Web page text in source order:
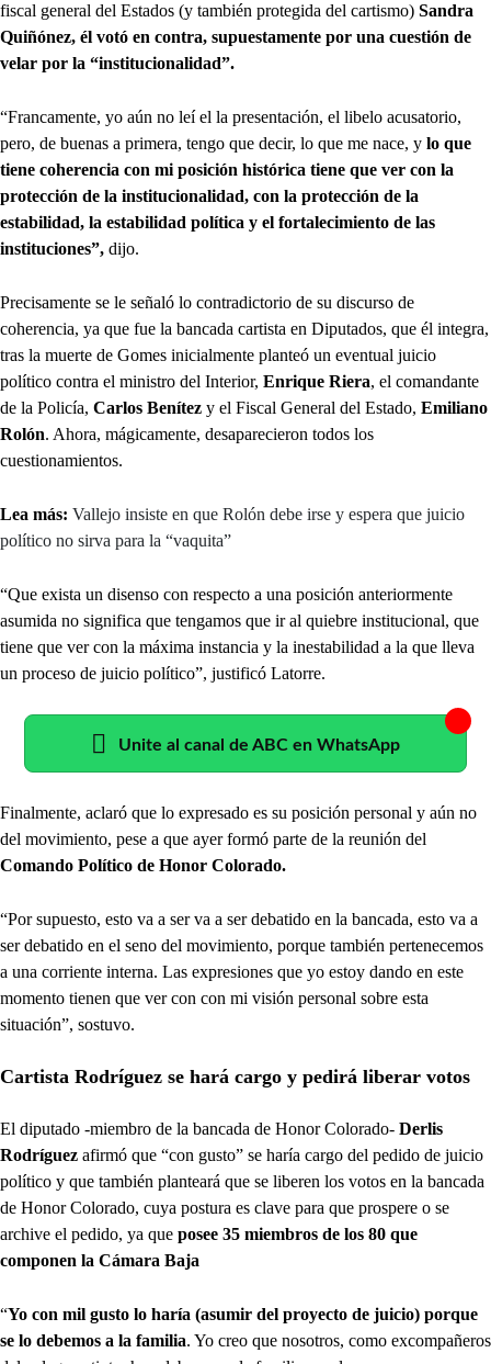
fiscal general del Estados (y también protegida del cartismo) Sandra
Quiñónez, él votó en contra, supuestamente por una cuestión de
velar por la “institucionalidad”.
“Francamente, yo aún no leí el la presentación, el libelo acusatorio,
pero, de buenas a primera, tengo que decir, lo que me nace, y lo que
tiene coherencia con mi posición histórica tiene que ver con la
protección de la institucionalidad, con la protección de la
estabilidad, la estabilidad política y el fortalecimiento de las
instituciones”, dijo.
Precisamente se le señaló lo contradictorio de su discurso de
coherencia, ya que fue la bancada cartista en Diputados, que él integra,
tras la muerte de Gomes inicialmente planteó un eventual juicio
político contra el ministro del Interior, Enrique Riera, el comandante
de la Policía, Carlos Benítez y el Fiscal General del Estado, Emiliano
Rolón. Ahora, mágicamente, desaparecieron todos los
cuestionamientos.
Lea más: Vallejo insiste en que Rolón debe irse y espera que juicio
político no sirva para la “vaquita”
“Que exista un disenso con respecto a una posición anteriormente
asumida no significa que tengamos que ir al quiebre institucional, que
tiene que ver con la máxima instancia y la inestabilidad a la que lleva
un proceso de juicio político”, justificó Latorre.
Unite al canal de ABC en WhatsApp
Finalmente, aclaró que lo expresado es su posición personal y aún no
del movimiento, pese a que ayer formó parte de la reunión del
Comando Político de Honor Colorado.
“Por supuesto, esto va a ser va a ser debatido en la bancada, esto va a
ser debatido en el seno del movimiento, porque también pertenecemos
a una corriente interna. Las expresiones que yo estoy dando en este
momento tienen que ver con con mi visión personal sobre esta
situación”, sostuvo.
Cartista Rodríguez se hará cargo y pedirá liberar votos
El diputado -miembro de la bancada de Honor Colorado- Derlis
Rodríguez afirmó que “con gusto” se haría cargo del pedido de juicio
político y que también planteará que se liberen los votos en la bancada
de Honor Colorado, cuya postura es clave para que prospere o se
archive el pedido, ya que posee 35 miembros de los 80 que
componen la Cámara Baja
“Yo con mil gusto lo haría (asumir del proyecto de juicio) porque
se lo debemos a la familia. Yo creo que nosotros, como excompañeros